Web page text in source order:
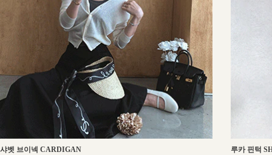
샤벳 브이넥 CARDIGAN 루카 핀턱